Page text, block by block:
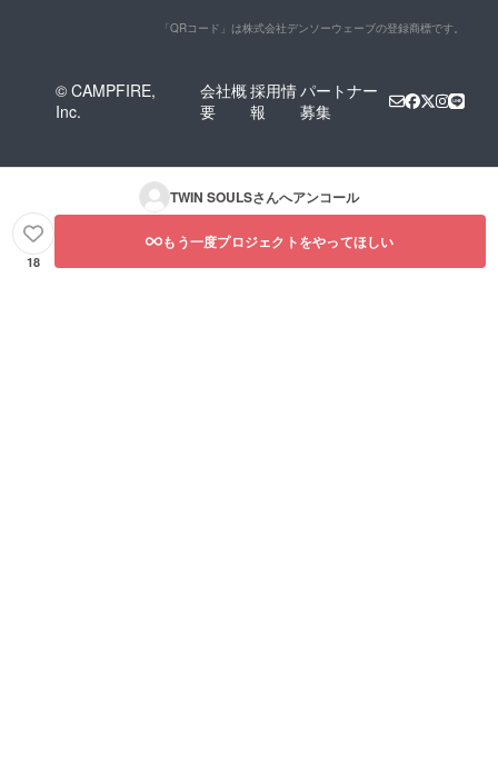
「QRコード」は株式会社デンソーウェーブの登録商標です。
© CAMPFIRE,
Inc.
会社概
要
採用情
報
パートナー
募集
TWIN SOULSさんへアンコール
18
もう一度プロジェクトをやってほしい